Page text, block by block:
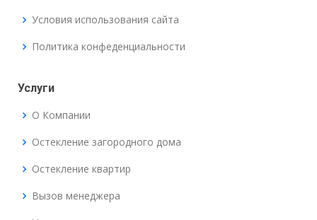
Условия использования сайта
Политика конфеденциальности
Услуги
О Компании
Остекление загородного дома
Остекление квартир
Вызов менеджера